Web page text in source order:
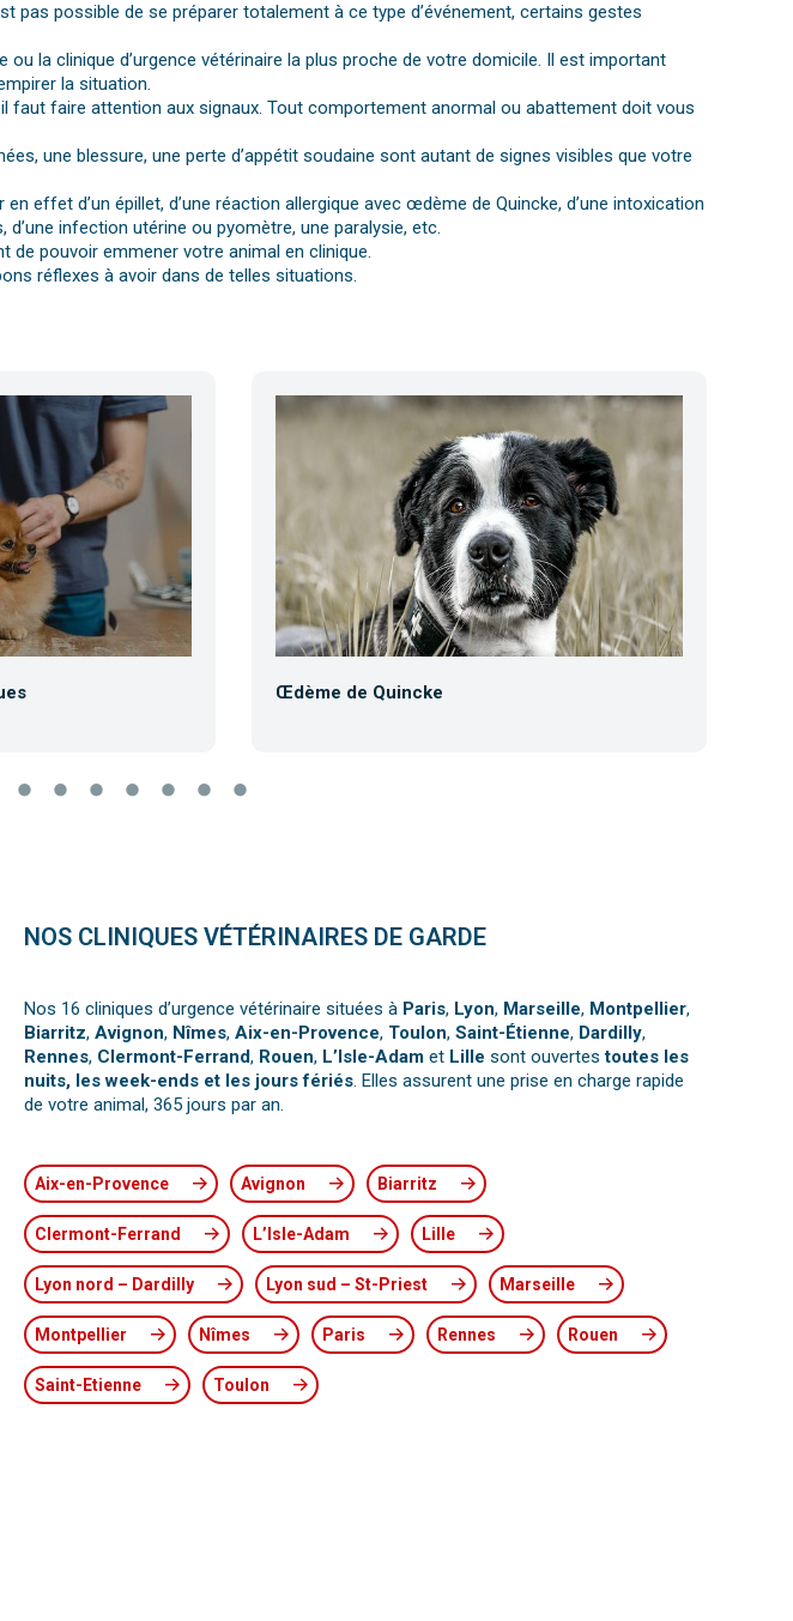
pas possible de se préparer totalement à ce type d’événement, certains gestes
la clinique d’urgence vétérinaire la plus proche de votre domicile. Il est important
la situation.
faire attention aux signaux. Tout comportement anormal ou abattement doit vous
une blessure, une perte d’appétit soudaine sont autant de signes visibles que votre
effet d’un épillet, d’une réaction allergique avec œdème de Quincke, d’une intoxication
infection utérine ou pyomètre, une paralysie, etc.
pouvoir emmener votre animal en clinique.
réflexes à avoir dans de telles situations.
Œdème de Quincke
NOS CLINIQUES VÉTÉRINAIRES DE GARDE
Nos 16 cliniques d’urgence vétérinaire situées à Paris, Lyon, Marseille, Montpellier,
Biarritz, Avignon, Nîmes, Aix-en-Provence, Toulon, Saint-Étienne, Dardilly,
Rennes, Clermont-Ferrand, Rouen, L’Isle-Adam et Lille sont ouvertestoutes les
nuits, les week-ends et les jours fériés. Elles assurent une prise en charge rapide
de votre animal, 365 jours par an.
Aix-en-Provence Avignon Biarritz
Clermont-Ferrand L’Isle-Adam Lille
Lyon nord – Dardilly Lyon sud – St-Priest Marseille
Montpellier Nîmes Paris Rennes Rouen
Saint-Etienne Toulon